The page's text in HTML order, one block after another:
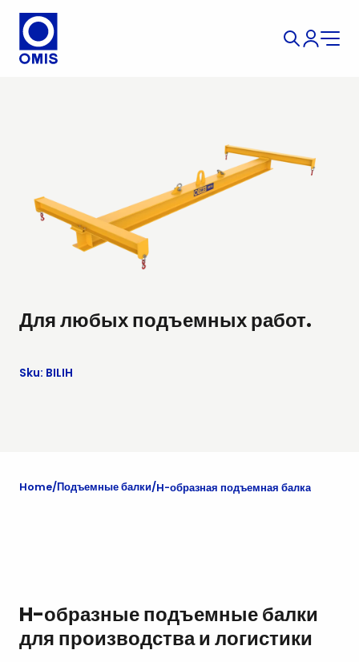
Для любых подъемных работ.
Sku: BILIH
Home Подъемные балки H-образная подъемная балка
H-образные подъемные балки
для производства и логистики